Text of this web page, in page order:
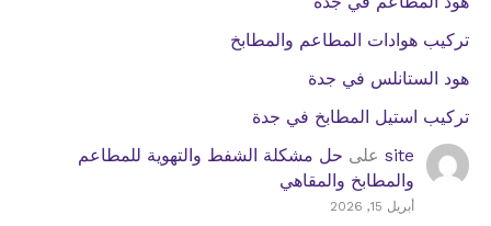
تركيب هوادات المطاعم والمطابخ
هود الستانلس في جدة
تركيب استيل المطابخ في جدة
site على حل مشكلة الشفط والتهوية للمطاعم
والمطابخ والمقاهي
أبريل 15, 2026